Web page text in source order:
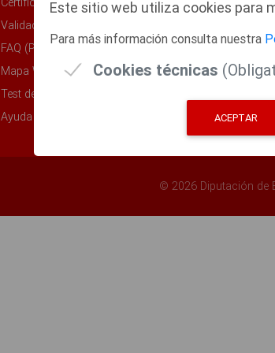
Validación Certificados y Sede Electrónica
FAQ (Preguntas Frecuentes)
Mapa Web
Test de Requisitos
Ayuda Técnica
© 2026 Diputación de
Este sitio web utiliza cookies para
Para más información consulta nuestra
Cookies técnicas
ACEPTAR